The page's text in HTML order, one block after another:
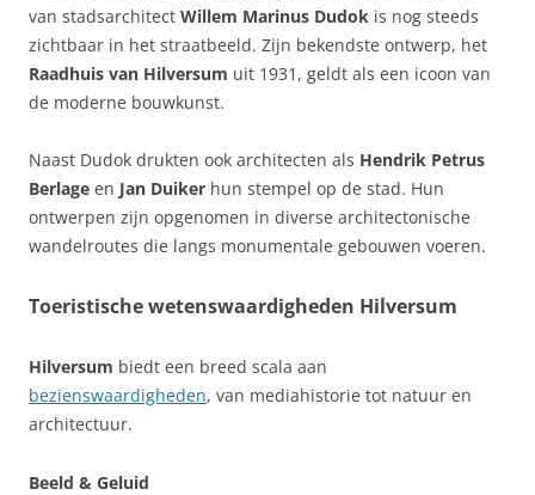
van stadsarchitect Willem Marinus Dudok is nog steeds
zichtbaar in het straatbeeld. Zijn bekendste ontwerp, het
Raadhuis van Hilversum uit 1931, geldt als een icoon van
de moderne bouwkunst.
Naast Dudok drukten ook architecten als Hendrik Petrus
Berlage en Jan Duiker hun stempel op de stad. Hun
ontwerpen zijn opgenomen in diverse architectonische
wandelroutes die langs monumentale gebouwen voeren.
Toeristische wetenswaardigheden Hilversum
Hilversum biedt een breed scala aan
bezienswaardigheden, van mediahistorie tot natuur en
architectuur.
Beeld & Geluid